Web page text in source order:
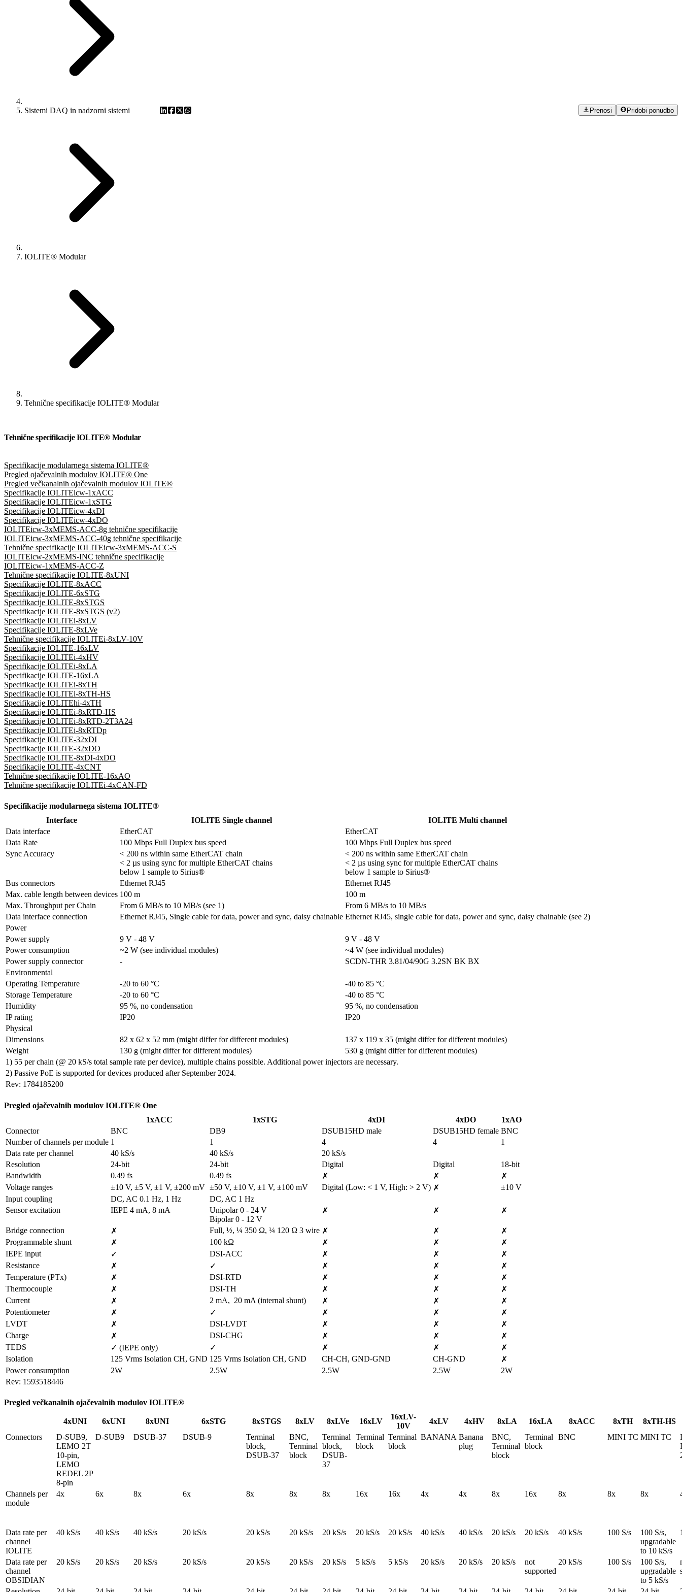
Sistemi DAQ in nadzorni sistemi
IOLITE® Modular
Tehnične specifikacije IOLITE® Modular
Prenosi Pridobi ponudbo
Tehnične specifikacije IOLITE® Modular
Specifikacije modularnega sistema IOLITE®
Pregled ojačevalnih modulov IOLITE® One
Pregled večkanalnih ojačevalnih modulov IOLITE®
Specifikacije IOLITEicw-1xACC
Specifikacije IOLITEicw-1xSTG
Specifikacije IOLITEicw-4xDI
Specifikacije IOLITEicw-4xDO
IOLITEicw-3xMEMS-ACC-8g tehnične specifikacije
IOLITEicw-3xMEMS-ACC-40g tehnične specifikacije
Tehnične specifikacije IOLITEicw-3xMEMS-ACC-S
IOLITEicw-2xMEMS-INC tehnične specifikacije
IOLITEicw-1xMEMS-ACC-Z
Tehnične specifikacije IOLITE-8xUNI
Specifikacije IOLITE-8xACC
Specifikacije IOLITE-6xSTG
Specifikacije IOLITE-8xSTGS
Specifikacije IOLITE-8xSTGS (v2)
Specifikacije IOLITEi-8xLV
Specifikacije IOLITE-8xLVe
Tehnične specifikacije IOLITEi-8xLV-10V
Specifikacije IOLITE-16xLV
Specifikacije IOLITEi-4xHV
Specifikacije IOLITEi-8xLA
Specifikacije IOLITE-16xLA
Specifikacije IOLITEi-8xTH
Specifikacije IOLITEi-8xTH-HS
Specifikacije IOLITEhi-4xTH
Specifikacije IOLITEi-8xRTD-HS
Specifikacije IOLITEi-8xRTD-2T3A24
Specifikacije IOLITEi-8xRTDp
Specifikacije IOLITE-32xDI
Specifikacije IOLITE-32xDO
Specifikacije IOLITE-8xDI-4xDO
Specifikacije IOLITE-4xCNT
Tehnične specifikacije IOLITE-16xAO
Tehnične specifikacije IOLITEi-4xCAN-FD
Specifikacije modularnega sistema IOLITE®
Interface
IOLITE Single channel
IOLITE Multi channel
Data interface
EtherCAT
EtherCAT
Data Rate
100 Mbps Full Duplex bus speed
100 Mbps Full Duplex bus speed
Sync Accuracy
< 200 ns within same EtherCAT chain
< 2 µs using sync for multiple EtherCAT chains
below 1 sample to Sirius®
< 200 ns within same EtherCAT chain
< 2 µs using sync for multiple EtherCAT chains
below 1 sample to Sirius®
Bus connectors
Ethernet RJ45
Ethernet RJ45
Max. cable length between devices 100 m
100 m
Max. Throughput per Chain
From 6 MB/s to 10 MB/s (see 1)
From 6 MB/s to 10 MB/s
Data interface connection
Ethernet RJ45, Single cable for data, power and sync, daisy chainable Ethernet RJ45, single cable for data, power and sync, daisy chainable (see 2)
Power
Power supply
9 V - 48 V
9 V - 48 V
Power consumption
~2 W (see individual modules)
~4 W (see individual modules)
Power supply connector
-
SCDN-THR 3.81/04/90G 3.2SN BK BX
Environmental
Operating Temperature
-20 to 60 °C
-40 to 85 °C
Storage Temperature
-20 to 60 °C
-40 to 85 °C
Humidity
95 %, no condensation
95 %, no condensation
IP rating
IP20
IP20
Physical
Dimensions
82 x 62 x 52 mm (might differ for different modules)
137 x 119 x 35 (might differ for different modules)
Weight
130 g (might differ for different modules)
530 g (might differ for different modules)
1) 55 per chain (@ 20 kS/s total sample rate per device), multiple chains possible. Additional power injectors are necessary.
2) Passive PoE is supported for devices produced after September 2024.
Rev: 1784185200
Pregled ojačevalnih modulov IOLITE® One
1xACC
1xSTG 4xDI 4xDO
1xAO
Connector
BNC DB9 DSUB15HD male DSUB15HD female BNC
Number of channels per module 1 1 4 4
1
Data rate per channel
40 kS/s 40 kS/s
20 kS/s
Resolution
24-bit 24-bit Digital Digital
18-bit
Bandwidth
0.49 fs 0.49 fs ✗ ✗
✗
Voltage ranges
±10 V, ±5 V, ±1 V, ±200 mV ±50 V, ±10 V, ±1 V, ±100 mV Digital (Low: < 1 V, High: > 2 V) ✗
±10 V
Input coupling
DC, AC 0.1 Hz, 1 Hz
DC, AC 1 Hz
Sensor excitation
IEPE 4 mA, 8 mA
Unipolar 0 - 24 V
Bipolar 0 - 12 V
✗ ✗ ✗
Bridge connection ✗ Full, ½, ¼ 350 Ω, ¼ 120 Ω 3 wire ✗ ✗
✗
Programmable shunt
✗ 100 kΩ ✗ ✗
✗
IEPE input
✓ DSI-ACC ✗ ✗
✗
Resistance
✗ ✓ ✗ ✗
✗
Temperature (PTx)
✗ DSI-RTD ✗ ✗
✗
Thermocouple
✗ DSI-TH ✗ ✗
✗
Current
✗ 2 mA,  20 mA (internal shunt) ✗ ✗
✗
Potentiometer
✗ ✓ ✗ ✗
✗
LVDT
✗ DSI-LVDT ✗ ✗
✗
Charge
✗ DSI-CHG ✗ ✗
✗
TEDS
✓ (IEPE only) ✓ ✗ ✗
✗
Isolation
125 Vrms Isolation CH, GND 125 Vrms Isolation CH, GND CH-CH, GND-GND CH-GND
✗
Power consumption
2W 2.5W 2.5W 2.5W
2W
Rev: 1593518446
Pregled večkanalnih ojačevalnih modulov IOLITE®
4xUNI 6xUNI 8xUNI 6xSTG 8xSTGS 8xLV 8xLVe 16xLV
16xLV-
10V
4xLV 4xHV 8xLA 16xLA 8xACC 8xTH
8xTH-HS
Connectors
D-SUB9,
LEMO 2T
10-pin,
LEMO
REDEL 2P
8-pin
D-SUB9 DSUB-37 DSUB-9
Terminal
block,
DSUB-37
BNC,
Terminal
block
Terminal
block,
DSUB-
37
Terminal
block
Terminal
block
BANANA Banana
plug
BNC,
Terminal
block
Terminal
block
BNC MINI TC MINI TC
Channels per
module
4x 6x 8x 6x 8x 8x 8x 16x 16x 4x 4x 8x 16x 8x 8x 8x
Data rate per
channel
IOLITE
40 kS/s 40 kS/s 40 kS/s 20 kS/s 20 kS/s 20 kS/s 20 kS/s 20 kS/s 20 kS/s 40 kS/s 40 kS/s 20 kS/s 20 kS/s 40 kS/s 100 S/s
100 S/s,
upgradable
to 10 kS/s
Data rate per
channel
OBSIDIAN
20 kS/s 20 kS/s 20 kS/s 20 kS/s 20 kS/s 20 kS/s 20 kS/s 5 kS/s 5 kS/s 20 kS/s 20 kS/s 20 kS/s
not
supported
20 kS/s 100 S/s
100 S/s,
upgradable
to 5 kS/s